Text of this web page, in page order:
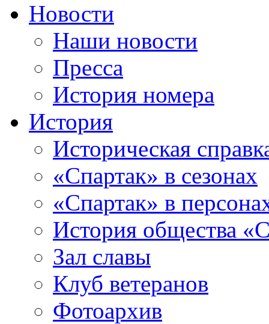
Новости
Наши новости
Пресса
История номера
История
Историческая
«Спартак» в сезонах
«Спартак» в
История общества
Зал славы
Клуб ветеранов
Фотоархив